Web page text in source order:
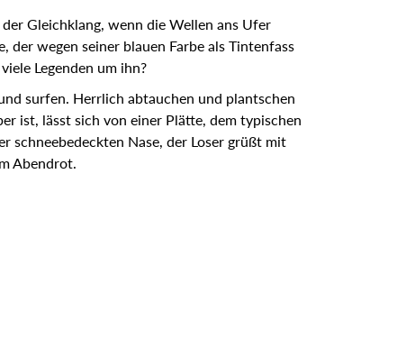
Gleichklang, wenn die Wellen ans Ufer
der wegen seiner blauen Farbe als Tintenfass
Legenden um ihn?
surfen. Herrlich abtauchen und plantschen
ist, lässt sich von einer Plätte, dem typischen
schneebedeckten Nase, der Loser grüßt mit
Abendrot.